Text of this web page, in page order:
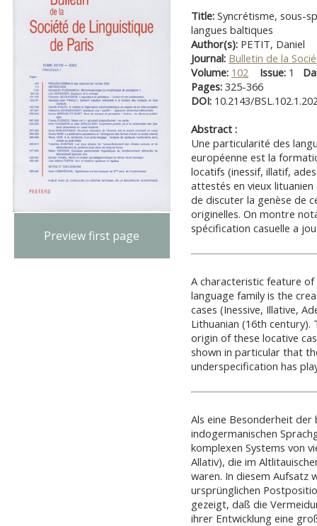
Preview first page
Title: Syncrétisme, sous-
langues baltiques
Author(s): PETIT, Daniel
Journal: Bulletin de la
Volume: 102 Issue: 1
Pages: 325-366
DOI: 10.2143/
Abstract :
Une particularité des
européenne est la
locatifs (inessif, illatif,
attestés en vieux lituanien
de discuter la genèse de
originelles. On montre
spécification casuelle a
A characteristic feature
language family is the
cases (Inessive, Illative,
Lithuanian (16th
origin of these locative
shown in particular that
underspecification has
Als eine Besonderheit der
indogermanischen
komplexen Systems von
Allativ), die im
waren. In diesem Aufsatz
ursprünglichen
gezeigt, daß die
ihrer Entwicklung eine